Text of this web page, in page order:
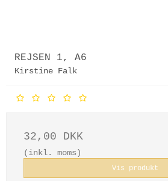
REJSEN 1, A6
Kirstine Falk
32,00 DKK
(inkl. moms)
Vis produkt